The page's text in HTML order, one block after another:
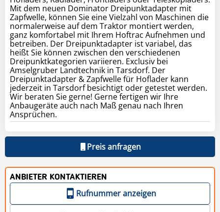
Mit dem neuen Dominator Dreipunktadapter mit
Zapfwelle, können Sie eine Vielzahl von Maschinen die
normalerweise auf dem Traktor montiert werden,
ganz komfortabel mit Ihrem Hoftrac Aufnehmen und
betreiben. Der Dreipunktadapter ist variabel, das
heißt Sie können zwischen den verschiedenen
Dreipunktkategorien variieren. Exclusiv bei
Amselgruber Landtechnik in Tarsdorf. Der
Dreipunktadapter & Zapfwelle für Hoflader kann
jederzeit in Tarsdorf besichtigt oder getestet werden.
Wir beraten Sie gerne! Gerne fertigen wir Ihre
Anbaugeräte auch nach Maß genau nach Ihren
Ansprüchen.
Preis anfragen
ANBIETER KONTAKTIEREN
Rufnummer anzeigen